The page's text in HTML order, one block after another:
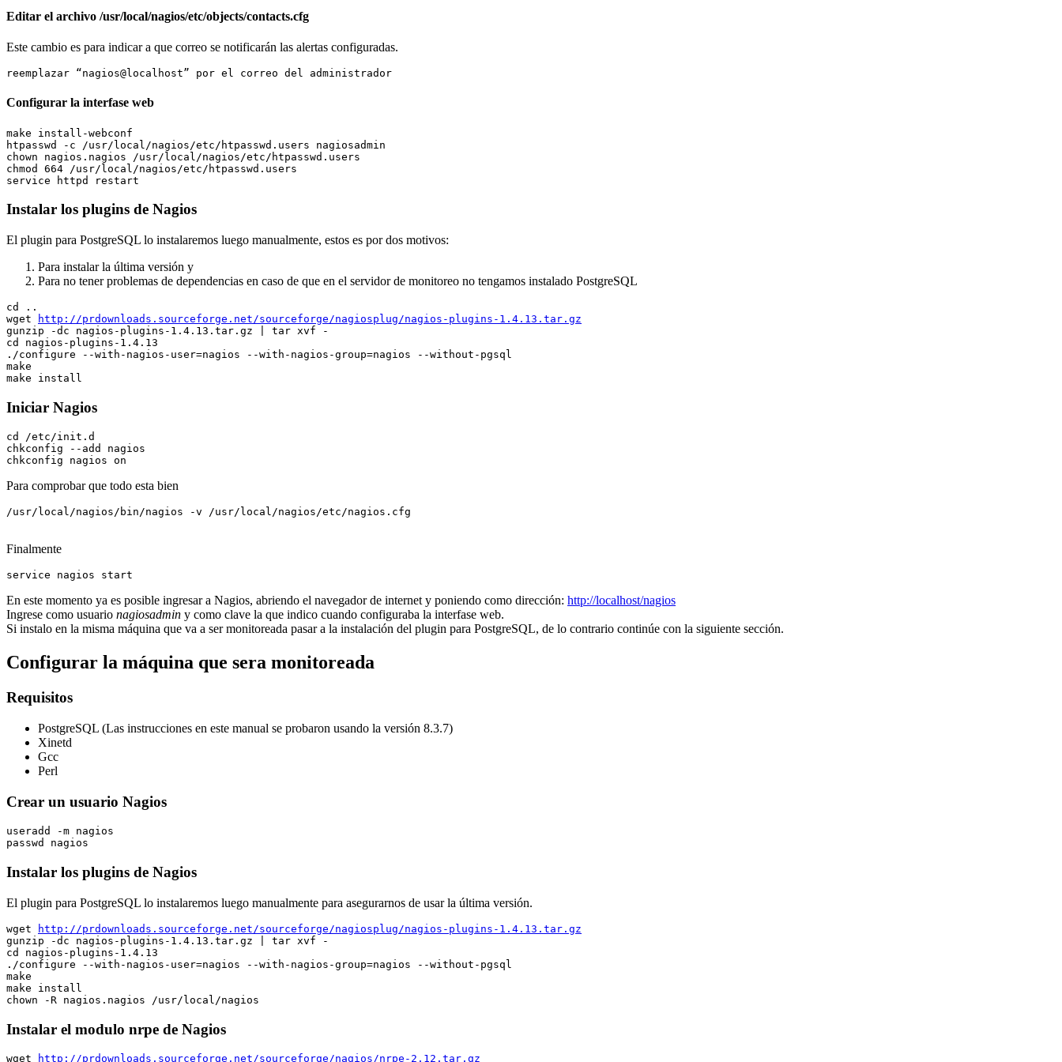
Editar el archivo /usr/local/nagios/etc/objects/contacts.cfg
Este cambio es para indicar a que correo se notificarán las alertas configuradas.
Configurar la interfase web
make install-webconf
htpasswd -c /usr/local/nagios/etc/htpasswd.users nagiosadmin
chown nagios.nagios /usr/local/nagios/etc/htpasswd.users
chmod 664 /usr/local/nagios/etc/htpasswd.users
Instalar los plugins de Nagios
El plugin para PostgreSQL lo instalaremos luego manualmente, estos es por dos motivos:
Para instalar la última versión y
Para no tener problemas de dependencias en caso de que en el servidor de monitoreo no tengamos instalado PostgreSQL
cd ..
wget
http://prdownloads.sourceforge.net/sourceforge/nagiosplug/nagios-plugins-1.4.13.tar.gz
gunzip -dc nagios-plugins-1.4.13.tar.gz | tar xvf -
cd nagios-plugins-1.4.13
./configure --with-nagios-user=nagios --with-nagios-group=nagios --without-pgsql
make
Iniciar Nagios
cd /etc/init.d
chkconfig --add nagios
Para comprobar que todo esta bien
/usr/local/nagios/bin/nagios -v /usr/local/nagios/etc/nagios.cfg
Finalmente
En este momento ya es posible ingresar a Nagios, abriendo el navegador de internet y poniendo como dirección: http://localhost/nagios
Ingrese como usuario nagiosadmin y como clave la que indico cuando configuraba la interfase web.
Si instalo en la misma máquina que va a ser monitoreada pasar a la instalación del plugin para PostgreSQL, de lo contrario continúe con la siguiente sección.
Configurar la máquina que sera monitoreada
Requisitos
PostgreSQL (Las instrucciones en este manual se probaron usando la versión 8.3.7)
Xinetd
Gcc
Perl
Crear un usuario Nagios
useradd -m nagios
Instalar los plugins de Nagios
El plugin para PostgreSQL lo instalaremos luego manualmente para asegurarnos de usar la última versión.
wget
http://prdownloads.sourceforge.net/sourceforge/nagiosplug/nagios-plugins-1.4.13.tar.gz
gunzip -dc nagios-plugins-1.4.13.tar.gz | tar xvf -
cd nagios-plugins-1.4.13
./configure --with-nagios-user=nagios --with-nagios-group=nagios --without-pgsql
make
make install
Instalar el modulo nrpe de Nagios
wget http://prdownloads.sourceforge.net/sourceforge/nagios/nrpe-2.12.tar.gz